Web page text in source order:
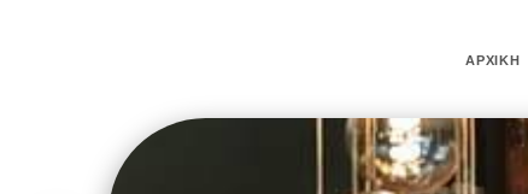
ΑΡΧΙΚΉ